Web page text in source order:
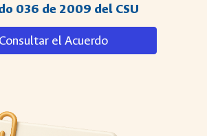
036 de 2009 del CSU
Consultar el Acuerdo